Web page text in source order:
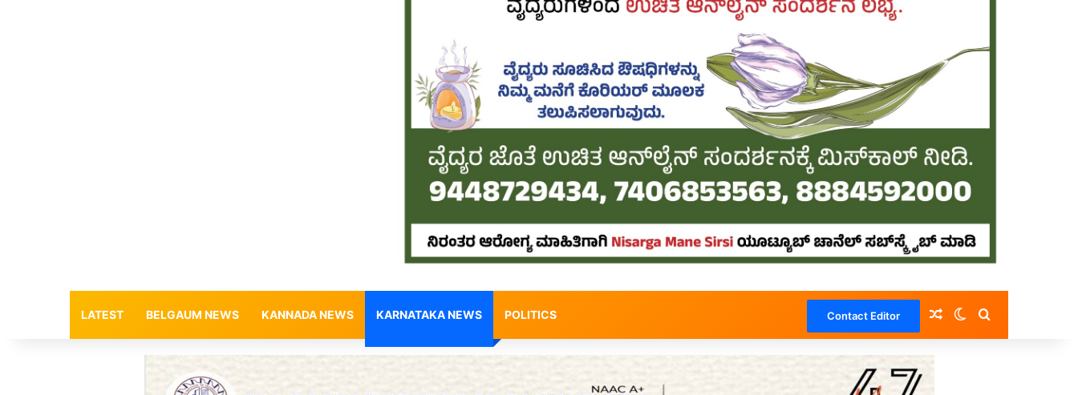
LATEST BELGAUM NEWS KANNADA NEWS KARNATAKA NEWS POLITICS Contact Editor Random Article
Switch skin
Search for